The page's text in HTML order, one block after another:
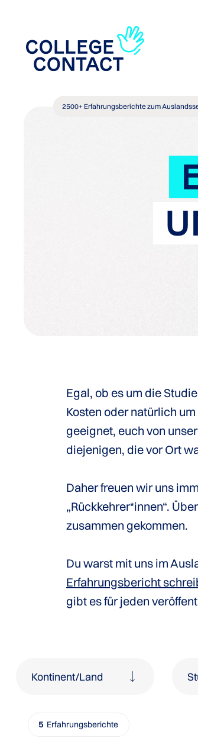
2500+ Erfahrungsberichte zum
Egal, ob es um die
Kosten oder natürlich
geeignet, euch von
diejenigen, die vor Ort
Daher freuen wir uns
„Rückkehrer*innen“.
zusammen gekommen.
Du warst mit uns im
Erfahrungsbericht
gibt es für jeden
Kontinent/Land
5 Erfahrungsberichte